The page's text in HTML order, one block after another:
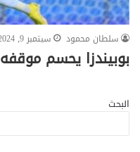
سلطان محمود
سبتمبر 9, 2024
بوبيندزا يحسم
البحث